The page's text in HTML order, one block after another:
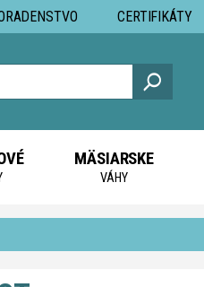
CERTIFIKÁTY
MÄSIARSKE
VÁHY